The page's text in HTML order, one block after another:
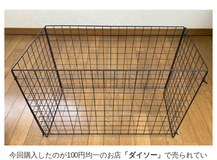
今回購入したのが100円均一のお店 「ダイソー」 で売られてい